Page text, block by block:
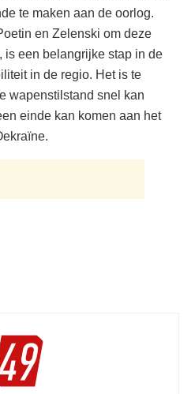
te maken aan de oorlog.
en Zelenski om deze
is een belangrijke stap in de
in de regio. Het is te
wapenstilstand snel kan
einde kan komen aan het